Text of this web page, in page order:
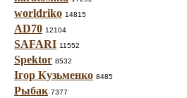
worldriko 14815
AD70 12104
SAFARI 11552
Spektor 8532
Ігор Кузьменко 8485
Рыбак 7377